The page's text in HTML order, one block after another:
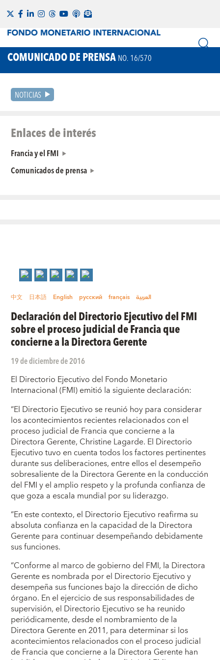
COMUNICADO DE PRENSA NO. 16/570
NOTICIAS
Enlaces de interés
Francia y el FMI
Comunicados de prensa
中文 日本語 English русский français العربية
Declaración del Directorio Ejecutivo del FMI
sobre el proceso judicial de Francia que
concierne a la Directora Gerente
19 de diciembre de 2016
El Directorio Ejecutivo del Fondo Monetario
Internacional (FMI) emitió la siguiente declaración:
“El Directorio Ejecutivo se reunió hoy para considerar
los acontecimientos recientes relacionados con el
proceso judicial de Francia que concierne a la
Directora Gerente, Christine Lagarde. El Directorio
Ejecutivo tuvo en cuenta todos los factores pertinentes
durante sus deliberaciones, entre ellos el desempeño
sobresaliente de la Directora Gerente en la conducción
del FMI y el amplio respeto y la profunda confianza de
que goza a escala mundial por su liderazgo.
“En este contexto, el Directorio Ejecutivo reafirma su
absoluta confianza en la capacidad de la Directora
Gerente para continuar desempeñando debidamente
sus funciones.
“Conforme al marco de gobierno del FMI, la Directora
Gerente es nombrada por el Directorio Ejecutivo y
desempeña sus funciones bajo la dirección de dicho
órgano. En el ejercicio de sus responsabilidades de
supervisión, el Directorio Ejecutivo se ha reunido
periódicamente, desde el nombramiento de la
Directora Gerente en 2011, para determinar si los
acontecimientos relacionados con el proceso judicial
de Francia que concierne a la Directora Gerente han